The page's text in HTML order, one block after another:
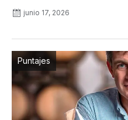
junio 17, 2026
Puntajes